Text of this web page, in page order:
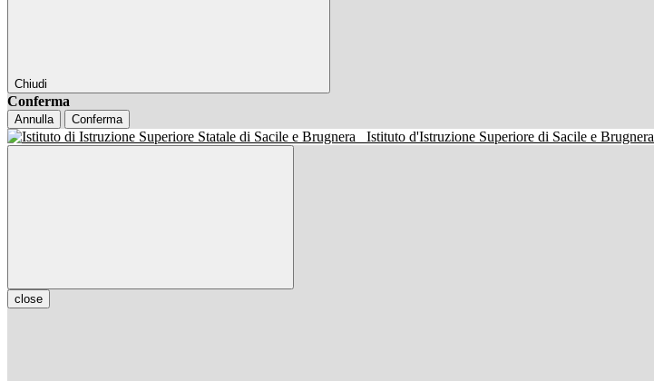
Chiudi
Conferma
Annulla Conferma
Istituto d'Istruzione Superiore di Sacile e Brugnera
close